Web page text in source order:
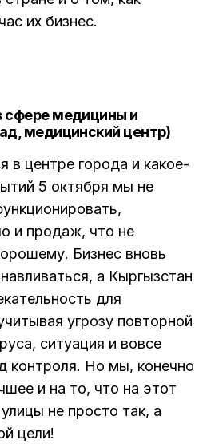
их бизнес.
сфере медицины и
медицинский центр)
в центре города и какое-
5 октября мы не
и продаж, что не
Бизнес вновь
а Кыргызстан
для
угрозу повторной
ситуация и вовсе
контроля. Но мы, конечно
и на то, что на этот
не просто так, а
цели!